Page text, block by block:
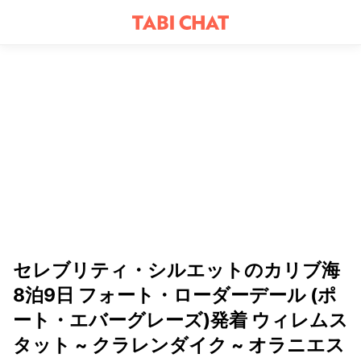
セレブリティ・シルエットのカリブ海
8泊9日 フォート・ローダーデール (ポ
ート・エバーグレーズ)発着 ウィレムス
タット ~ クラレンダイク ~ オラニエス